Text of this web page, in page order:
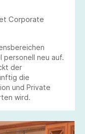
Corporate
personell neu auf.
der
die
und Private
wird.